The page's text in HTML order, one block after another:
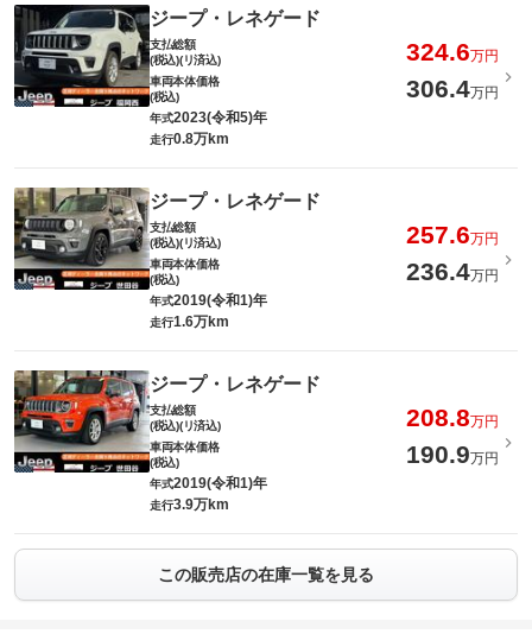
ジープ・レネゲード
支払総額
(税込)(リ済込)
324.6万円
車両本体価格
(税込)
306.4万円
年式2023(令和5)年
走行0.8万km
ジープ・レネゲード
支払総額
(税込)(リ済込)
257.6万円
車両本体価格
(税込)
236.4万円
年式2019(令和1)年
走行1.6万km
ジープ・レネゲード
支払総額
(税込)(リ済込)
208.8万円
車両本体価格
(税込)
190.9万円
年式2019(令和1)年
走行3.9万km
この販売店の在庫一覧を見る